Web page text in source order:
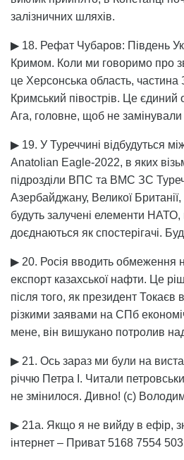
залізничних шляхів.
▶ 18. Рефат Чубаров: Південь
Кримом. Коли ми говоримо про
це Херсонська область, частина
Кримський півострів. Це єдиний
Ага, головне, щоб не
▶ 19. У Туреччині відбудуться
Anatolian Eagle-2022, в яких
підрозділи ВПС та ВМС ЗС
Азербайджану, Великої
будуть залучені елементи НАТО,
доєднаються як спостерігачі.
▶ 20. Росія вводить обмеження
експорт казахської нафти. Це
після того, як президент Токаєв
різкими заявами на СПб
мене, він вишукано потролив
▶ 21. Ось зараз ми були на
річчю Петра I. Читали
не змінилося. Дивно! (с)
▶ 21а. Якщо я не вийду в ефір,
інтернет – Приват 5168 7554